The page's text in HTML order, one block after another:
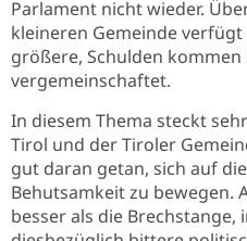
Parlament nicht wieder.
kleineren Gemeinde
größere, Schulden
vergemeinschaftet.
In diesem Thema steckt
Tirol und der Tiroler
gut daran getan, sich auf
Behutsamkeit zu bewegen.
besser als die